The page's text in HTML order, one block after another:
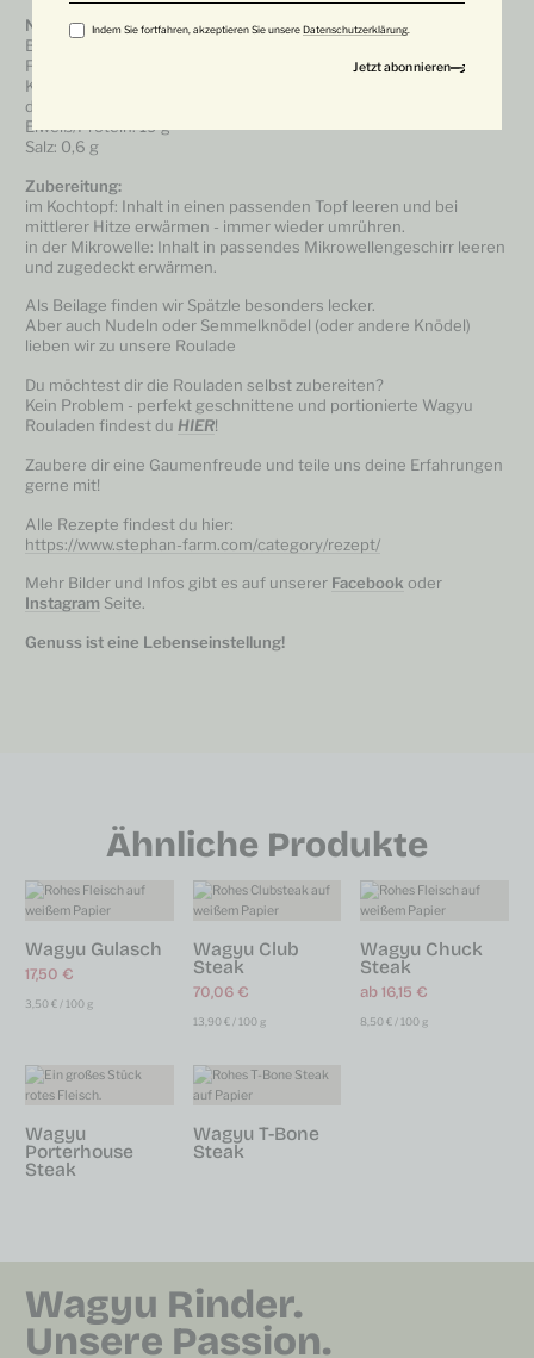
Nährwertangaben pro 100 g:
Brennwert kJ/ kcal: 785 kJ/187 kcal
Fett: 12 g (davon gesättigte Fettsäuren: 4,3 g)
Kohlenhydrate: 1 g
davon Zucker: 1g
Eiweiß/Protein: 19 g
Salz: 0,6 g
Zubereitung:
im Kochtopf: Inhalt in einen passenden Topf leeren und bei
mittlerer Hitze erwärmen - immer wieder umrühren.
in der Mikrowelle: Inhalt in passendes Mikrowellengeschirr leeren
und zugedeckt erwärmen.
Als Beilage finden wir Spätzle besonders lecker.
Aber auch Nudeln oder Semmelknödel (oder andere Knödel)
lieben wir zu unsere Roulade
Du möchtest dir die Rouladen selbst zubereiten?
Kein Problem - perfekt geschnittene und portionierte Wagyu
Rouladen findest du HIER!
Zaubere dir eine Gaumenfreude und teile uns deine Erfahrungen
gerne mit!
Alle Rezepte findest du hier:
https://www.stephan-farm.com/category/rezept/
Mehr Bilder und Infos gibt es auf unserer Facebook oder
Instagram Seite.
Genuss ist eine Lebenseinstellung!
Ähnliche Produkte
Wagyu Gulasch
17,50 €
3,50€ / 100 g
Wagyu Club
Steak
70,06 €
13,90€ / 100 g
Wagyu Chuck
Steak
ab16,15 €
8,50€ / 100 g
Wagyu
Porterhouse
Steak
Wagyu T-Bone
Steak
Wagyu Rinder.
Unsere Passion.
Indem Sie fortfahren, akzeptieren Sie unsere Datenschutzerklärung.